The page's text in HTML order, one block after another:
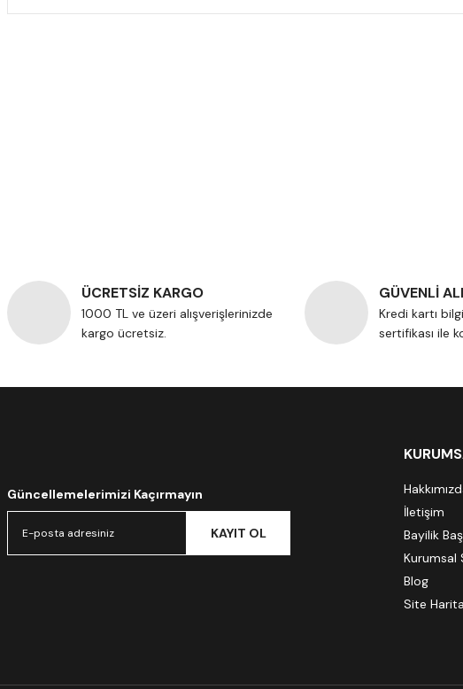
ÜCRETSİZ KARGO
1000 TL ve üzeri alışverişlerinizde
kargo ücretsiz.
GÜVENLİ
Kredi kartı
sertifikası ile
Güncellemelerimizi Kaçırmayın
KAYIT OL
İletişim
Bayilik
Kurumsal
Blog
Site